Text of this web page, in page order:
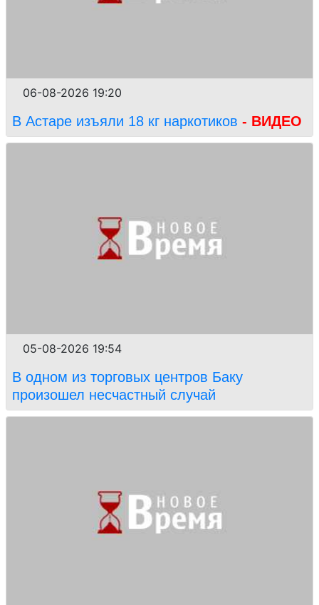
06-08-2026 19:20
В Астаре изъяли 18 кг наркотиков - ВИДЕО
05-08-2026 19:54
В одном из торговых центров Баку
произошел несчастный случай